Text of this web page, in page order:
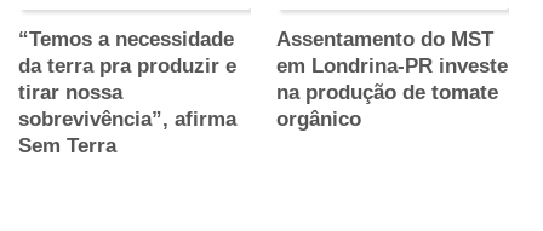
“Temos a necessidade
da terra pra produzir e
tirar nossa
sobrevivência”, afirma
Sem Terra
Assentamento do MST
em Londrina-PR investe
na produção de tomate
orgânico